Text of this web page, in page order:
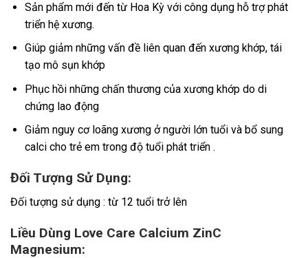
Sản phẩm mới đến từ Hoa Kỳ với công dụng hỗ trợ phát
triển hệ xương.
Giúp giảm những vấn đề liên quan đến xương khớp, tái
tạo mô sụn khớp
Phục hồi những chấn thương của xương khớp do di
chứng lao động
Giảm nguy cơ loãng xương ở người lớn tuổi và bổ sung
calci cho trẻ em trong độ tuổi phát triển .
Đối Tượng Sử Dụng:
Đối tượng sử dụng : từ 12 tuổi trở lên
Liều Dùng Love Care Calcium ZinC
Magnesium: